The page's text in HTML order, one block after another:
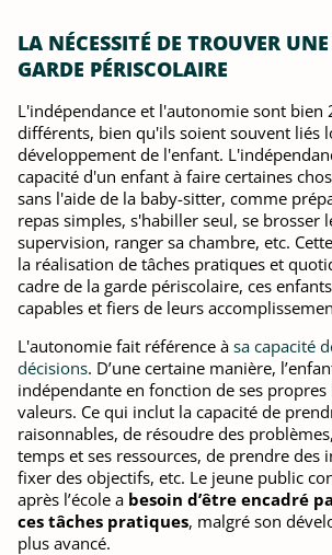
LA NÉCESSITÉ DE TROUVER
GARDE PÉRISCOLAIRE
L'indépendance et l'autonomie sont bien
différents, bien qu'ils soient souvent liés
développement de l'enfant.
capacité d'un enfant à faire certaines
sans l'aide de la baby-sitter, comme
repas simples, s'habiller seul, se brosser
supervision, ranger sa chambre, etc.
la réalisation de tâches pratiques et
cadre de la garde périscolaire, ces
capables et fiers de leurs
L'autonomie fait référence à sa capacité
décisions. D’une certaine manière,
indépendante en fonction de ses
valeurs. Ce qui inclut la capacité de
raisonnables, de résoudre des
temps et ses ressources, de prendre des
fixer des objectifs, etc. Le jeune public
après l’école a besoin d’être encadré
ces tâches pratiques, malgré son
plus avancé.